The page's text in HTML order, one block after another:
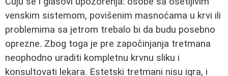
venskim sistemom, povišenim masnoćama u krvi ili
problemima sa jetrom trebalo bi da budu posebno
oprezne. Zbog toga je pre započinjanja tretmana
neophodno uraditi kompletnu krvnu sliku i
konsultovati lekara. Estetski tretmani nisu igra, i